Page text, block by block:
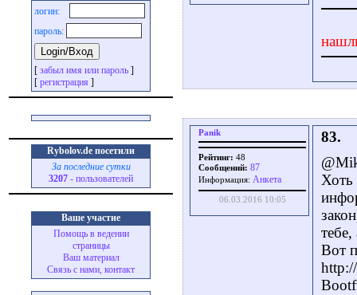
логин:
пароль:
[ забыл имя или пароль ]
[ регистрация ]
Rybolov.de посетили
За последние сутки
3207 - пользователей
Ваше участие
Помощь в ведении
страницы
Ваш материал
Связь с нами, контакт
Panik
Рейтинг: 48
Сообщений: 87
Информация: Aнкета
06.03.2016 10:05
83.
Хоть
Вот